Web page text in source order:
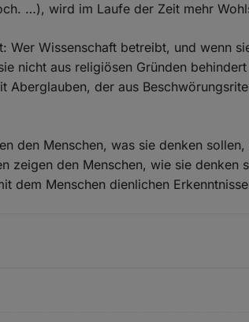
…), wird im Laufe der Zeit mehr
Wer Wissenschaft betreibt, und wenn
nicht aus religiösen Gründen
Aberglauben, der aus
den Menschen, was sie denken
zeigen den Menschen, wie sie denken
dem Menschen dienlichen